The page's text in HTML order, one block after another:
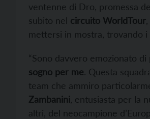
ventenne di Dro, promessa
subito nel circuito WorldTour
mettersi in mostra, trovando i
“Sono davvero emozionato
sogno per me. Questa
team che ammiro
Zambanini , entusiasta per la
altri, del neocampione